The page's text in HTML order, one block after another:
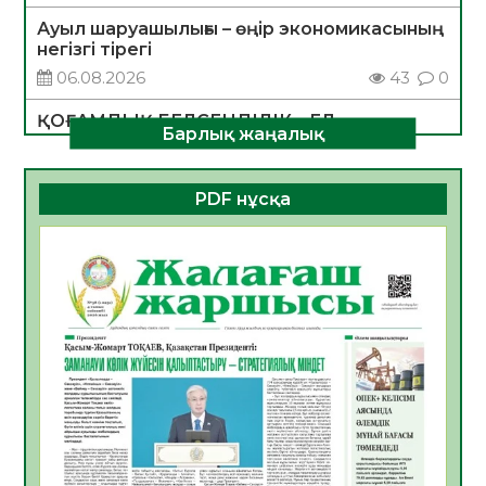
Ауыл шаруашылығы – өңір экономикасының
негізгі тірегі
06.08.2026
43 0
ҚОҒАМДЫҚ БЕЛСЕНДІЛІК – ЕЛ
ДАМУЫНЫҢ НЕГІЗІ
06.08.2026
40 0
ҚҰРЫЛТАЙ САЙЛАУЫ – БОЛАШАҚҚА
06.08.2026
Инфекциялық ауруларға қарсы иммундау
жұмыстарының тиімділігі
06.08.2026
45
Көкжөтел ауруы туралы
06.08.2026
41
АПВ вакцинасы туралы мәлімет
Барлық жаңалық
PDF нұсқа